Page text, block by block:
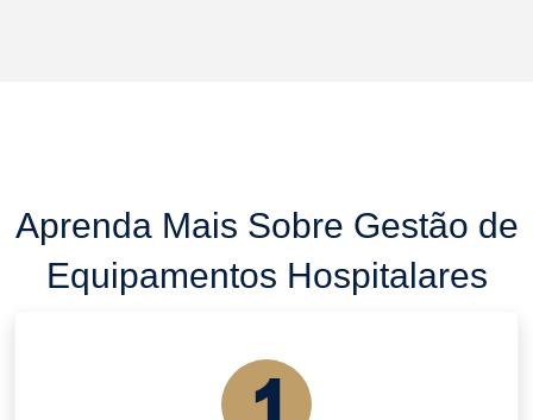
Aprenda Mais Sobre Gestão de
Equipamentos Hospitalares